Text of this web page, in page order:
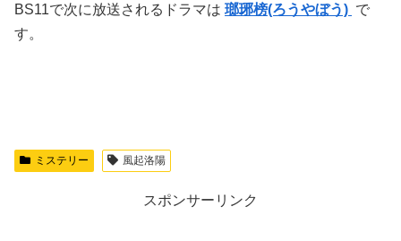
BS11で次に放送されるドラマは 瑯琊榜(ろうやぼう) で
す。
ミステリー 風起洛陽
スポンサーリンク